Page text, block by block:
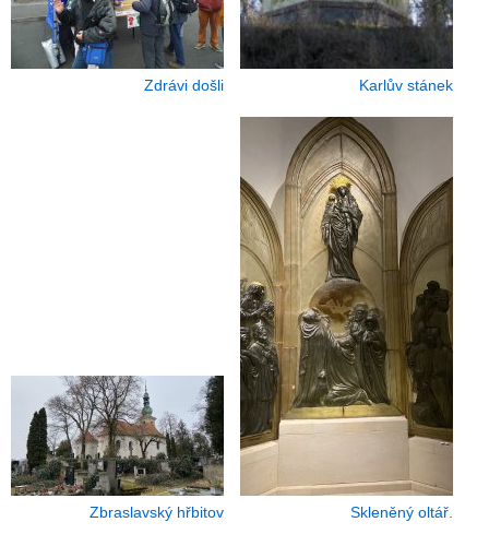
Zdrávi došli Karlův stánek
Zbraslavský hřbitov Skleněný oltář.